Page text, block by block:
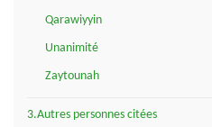
Qarawiyyin
Unanimité
Zaytounah
3.Autres personnes citées